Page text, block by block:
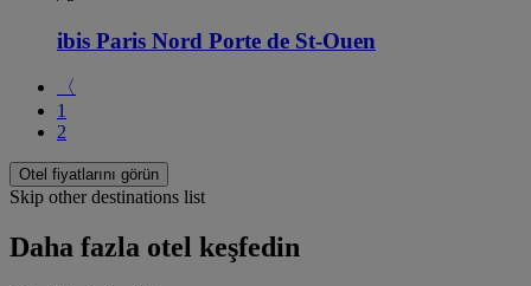
ibis Paris Nord Porte de St-Ouen
〈
1
2
Otel fiyatlarını görün
Skip other destinations list
Daha fazla otel keşfedin